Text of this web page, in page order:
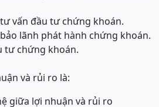
vấn đầu tư chứng khoán.
lãnh phát hành chứng khoán.
tư chứng khoán.
và rủi ro là:
giữa lợi nhuận và rủi ro